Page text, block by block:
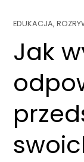
EDUKACJA,
Jak